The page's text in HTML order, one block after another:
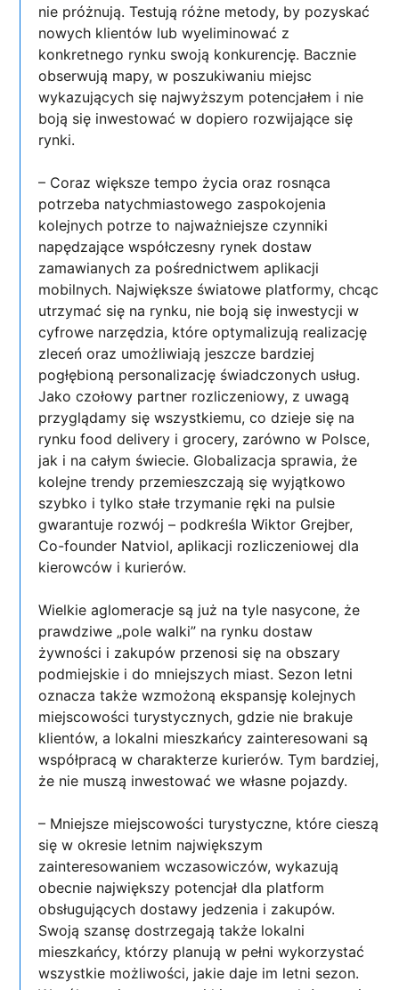
nie próżnują. Testują różne metody, by pozyskać
nowych klientów lub wyeliminować z
konkretnego rynku swoją konkurencję. Bacznie
obserwują mapy, w poszukiwaniu miejsc
wykazujących się najwyższym potencjałem i nie
boją się inwestować w dopiero rozwijające się
rynki.
– Coraz większe tempo życia oraz rosnąca
potrzeba natychmiastowego zaspokojenia
kolejnych potrze to najważniejsze czynniki
napędzające współczesny rynek dostaw
zamawianych za pośrednictwem aplikacji
mobilnych. Największe światowe platformy, chcąc
utrzymać się na rynku, nie boją się inwestycji w
cyfrowe narzędzia, które optymalizują realizację
zleceń oraz umożliwiają jeszcze bardziej
pogłębioną personalizację świadczonych usług.
Jako czołowy partner rozliczeniowy, z uwagą
przyglądamy się wszystkiemu, co dzieje się na
rynku food delivery i grocery, zarówno w Polsce,
jak i na całym świecie. Globalizacja sprawia, że
kolejne trendy przemieszczają się wyjątkowo
szybko i tylko stałe trzymanie ręki na pulsie
gwarantuje rozwój – podkreśla Wiktor Grejber,
Co-founder Natviol, aplikacji rozliczeniowej dla
kierowców i kurierów.
Wielkie aglomeracje są już na tyle nasycone, że
prawdziwe „pole walki” na rynku dostaw
żywności i zakupów przenosi się na obszary
podmiejskie i do mniejszych miast. Sezon letni
oznacza także wzmożoną ekspansję kolejnych
miejscowości turystycznych, gdzie nie brakuje
klientów, a lokalni mieszkańcy zainteresowani są
współpracą w charakterze kurierów. Tym bardziej,
że nie muszą inwestować we własne pojazdy.
– Mniejsze miejscowości turystyczne, które cieszą
się w okresie letnim największym
zainteresowaniem wczasowiczów, wykazują
obecnie największy potencjał dla platform
obsługujących dostawy jedzenia i zakupów.
Swoją szansę dostrzegają także lokalni
mieszkańcy, którzy planują w pełni wykorzystać
wszystkie możliwości, jakie daje im letni sezon.